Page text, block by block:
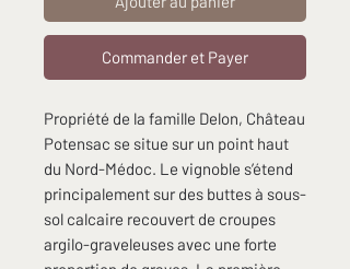
Commander et Payer
Propriété de la famille Delon, Château
Potensac se situe sur un point haut
du Nord-Médoc. Le vignoble s’étend
principalement sur des buttes à sous-
sol calcaire recouvert de croupes
argilo-graveleuses avec une forte